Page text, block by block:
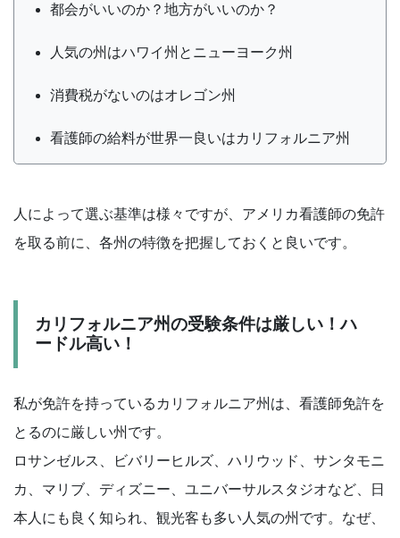
都会がいいのか？地方がいいのか？
人気の州はハワイ州とニューヨーク州
消費税がないのはオレゴン州
看護師の給料が世界一良いはカリフォルニア州
人によって選ぶ基準は様々ですが、アメリカ看護師の免許
を取る前に、各州の特徴を把握しておくと良いです。
カリフォルニア州の受験条件は厳しい！ハ
ードル高い！
私が免許を持っているカリフォルニア州は、看護師免許を
とるのに厳しい州です。
ロサンゼルス、ビバリーヒルズ、ハリウッド、サンタモニ
カ、マリブ、ディズニー、ユニバーサルスタジオなど、日
本人にも良く知られ、観光客も多い人気の州です。なぜ、